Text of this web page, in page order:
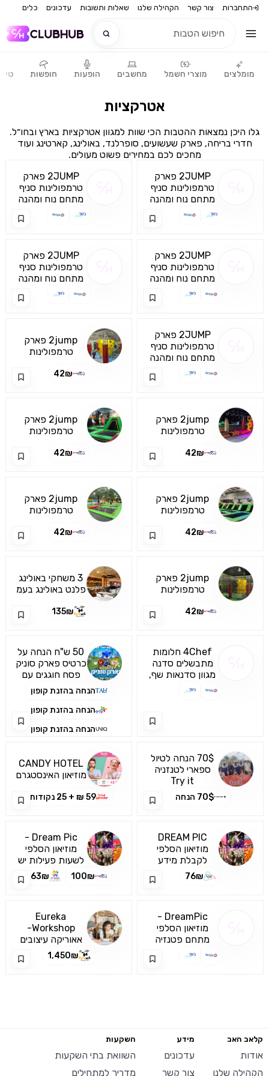
התחברות צור קשר הקהילה שלנו שאלות ותשובות עדכונים כלים
מומלצים מוצרי חשמל מחשבים הופעות חופשות
אטרקציות
גלו היכן נמצאות ההטבות הכי שוות למגוון אטרקציות בארץ ובחו״ל.
חדרי בריחה, פארק שעשועים, סופרלנד, באולינג, קארטינג ועוד
מחכים לכם במחירים פשוט מעולים.
2JUMP פארק
טרמפולינות סניף
חדרה
מתחם נוח ומהנה
לבילוי משפחתי
וקבוצתי עם ילדים
2JUMP פארק
טרמפולינות סניף
חוצות המפרץ
מתחם נוח ומהנה
לבילוי משפחתי
וקבוצתי עם ילדים
2JUMP פארק
טרמפולינות סניף
כפר סבא
מתחם נוח ומהנה
לבילוי משפחתי
וקבוצתי עם ילדים
2JUMP פארק
טרמפולינות סניף
מודיעין
מתחם נוח ומהנה
לבילוי משפחתי
וקבוצתי עם ילדים
2JUMP פארק
טרמפולינות סניף
נהריה
מתחם נוח ומהנה
לבילוי משפחתי
וקבוצתי עם ילדים
2jump פארק
טרמפולינות
המשפחה- סניף
42₪
2jump פארק
טרמפולינות
המשפחה- סניף
42₪
2jump פארק
טרמפולינות
המשפחה- סניף
42₪
2jump פארק
טרמפולינות
המשפחה- סניף
42₪
2jump פארק
טרמפולינות
המשפחה- סניף
42₪
2jump פארק
טרמפולינות
המשפחה- סניף
42₪
3 משחקי באולינג
פלנט באולינג בעמ
135₪
4Chef חלומות
מתבשלים סדנה
בשווי 350 ₪
מגוון סדנאות שף,
כיתות אמן וקורסים
50 ש"ח הנחה על
כרטיס פארק סוניק
פסח חוגגים עם
המשפחתית
המושלמת
הנחה בהזנת קופון
הנחה בהזנת קופון
הנחה בהזנת קופון
70$ הנחה לטיול
ספארי לטנזניה
וזנזיבר
Try it
70$ הנחה
CANDY HOTEL
מוזיאון האינסטגרם
ילד/מבוגר
59 ₪ + 25 נקודות
DREAM PIC
מוזיאון הסלפי
2025
לקבלת מידע
אודות תאריכי
ושעות הפעילות יש
76₪
Dream Pic -
מוזיאון הסלפי
אילת
לשעות פעילות יש
להתעדכן באתר
הרשמי של בית
100₪
63₪
DreamPic -
מוזיאון הסלפי
אילת - כרטיס זוגי
מתחם פטנזיה
בואו לצלם את
החלומות שלכם
Eureka
Workshop-
סדנה זוגית
לפיתוח חשיבה
יצירתית
אאוריקה עיצובים
בע"מ
1,450₪
קלאב האב
אודות
הקהילה שלנו
מידע
עדכונים
צור קשר
השקעות
השוואת בתי השקעות
מדריך למתחילים